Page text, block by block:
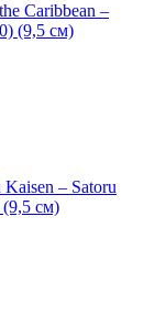
Caribbean –
(9,5 см)
– Satoru
см)